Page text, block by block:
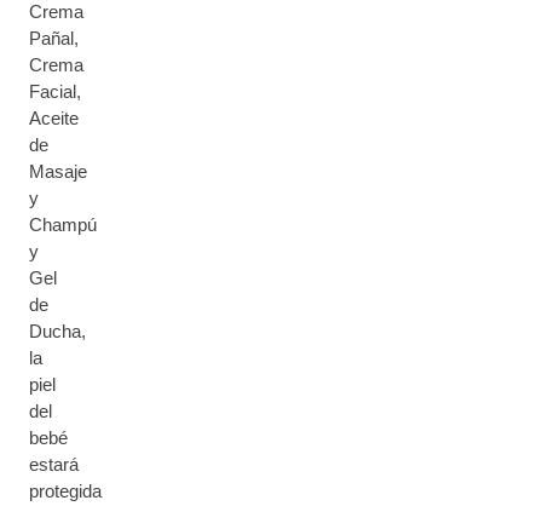
Crema
Pañal,
Crema
Facial,
Aceite
de
Masaje
y
Champú
y
Gel
de
Ducha,
la
piel
del
bebé
estará
protegida